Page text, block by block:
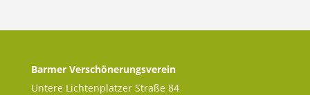
Barmer Verschönerungsverein
Untere Lichtenplatzer Straße 84